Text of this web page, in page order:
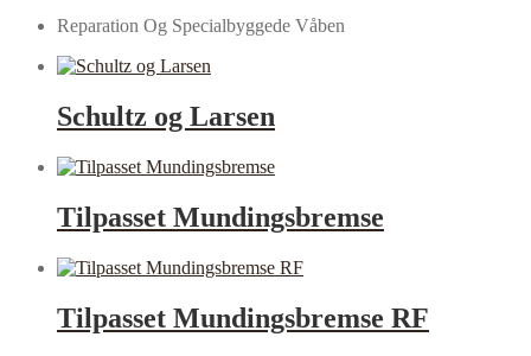
Reparation Og Specialbyggede Våben
Schultz og Larsen
Tilpasset Mundingsbremse
Tilpasset Mundingsbremse RF